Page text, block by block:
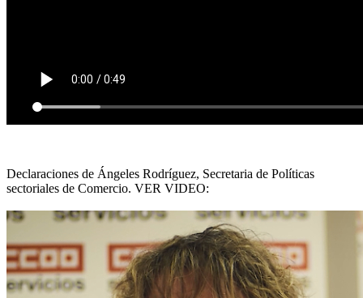
Declaraciones de Ángeles Rodríguez, Secretaria de Políticas
sectoriales de Comercio. VER VIDEO: